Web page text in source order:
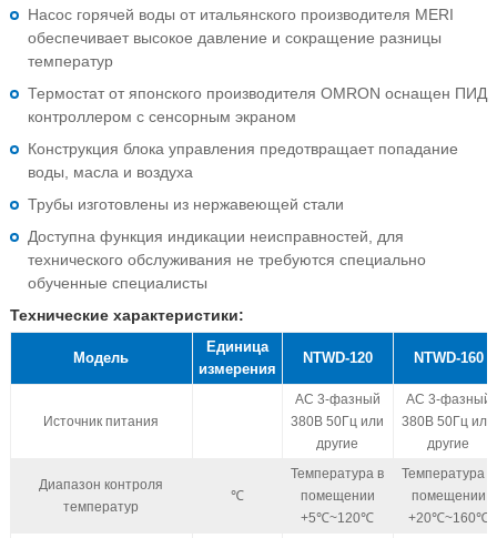
Насос горячей воды от итальянского производителя MERI
обеспечивает высокое давление и сокращение разницы
температур
Термостат от японского производителя OMRON оснащен ПИД
контроллером с сенсорным экраном
Конструкция блока управления предотвращает попадание
воды, масла и воздуха
Трубы изготовлены из нержавеющей стали
Доступна функция индикации неисправностей, для
технического обслуживания не требуются специально
обученные специалисты
Технические характеристики:
Модель
Единица
измерения
NTWD-120 NTWD-160
Источник питания
AC 3-фазный
380В 50Гц или
другие
AC 3-фазный
380В 50Гц или
другие
Диапазон контроля
температур
℃
Температура в
помещении
+5℃~120℃
Температура в
помещении
+20℃~160℃